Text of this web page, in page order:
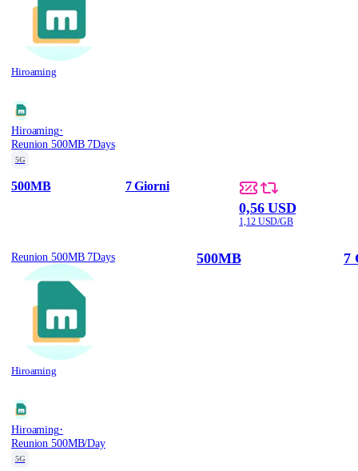
Hiroaming
Hiroaming·
Reunion 500MB 7Days
5G
500MB 7 Giorni
0,56 USD
1,12 USD/GB
Reunion 500MB 7Days
Hiroaming
500MB 7
Hiroaming·
Reunion 500MB/Day
5G